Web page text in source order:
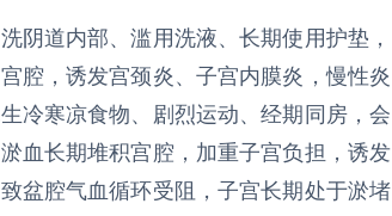
阴道内部、滥用洗液、长期使用护垫，
腔，诱发宫颈炎、子宫内膜炎，慢性炎
冷寒凉食物、剧烈运动、经期同房，会
血长期堆积宫腔，加重子宫负担，诱发
盆腔气血循环受阻，子宫长期处于淤堵